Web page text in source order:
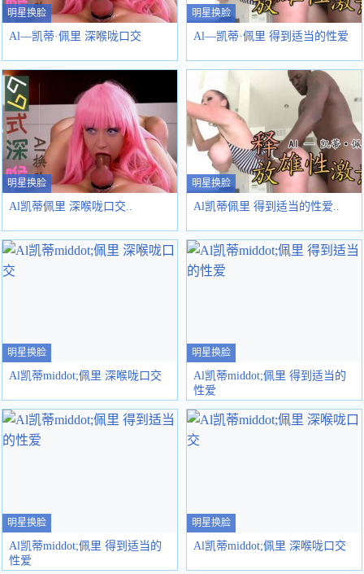
明星换脸
Al—凯蒂·佩里 深喉咙口交
明星换脸
Al—凯蒂·佩里 得到适当的性爱
明星换脸
Al凯蒂佩里 深喉咙口交..
明星换脸
Al凯蒂佩里 得到适当的性爱..
明星换脸
Al凯蒂middot;佩里 深喉咙口交
明星换脸
Al凯蒂middot;佩里 得到适当的
性爱
明星换脸
Al凯蒂middot;佩里 得到适当的
性爱
明星换脸
Al凯蒂middot;佩里 深喉咙口交